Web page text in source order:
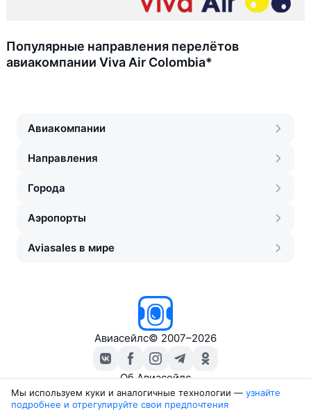
Популярные направления перелётов
авиакомпании Viva Air Colombia*
Авиакомпании
Направления
Города
Аэропорты
Aviasales в мире
Авиасейлс© 2007–2026
Об Авиасейлс
Пресс‑центр
Travelpayouts
Мы используем куки и аналогичные технологии — узнайте
подробнее и отрегулируйте свои предпочтения